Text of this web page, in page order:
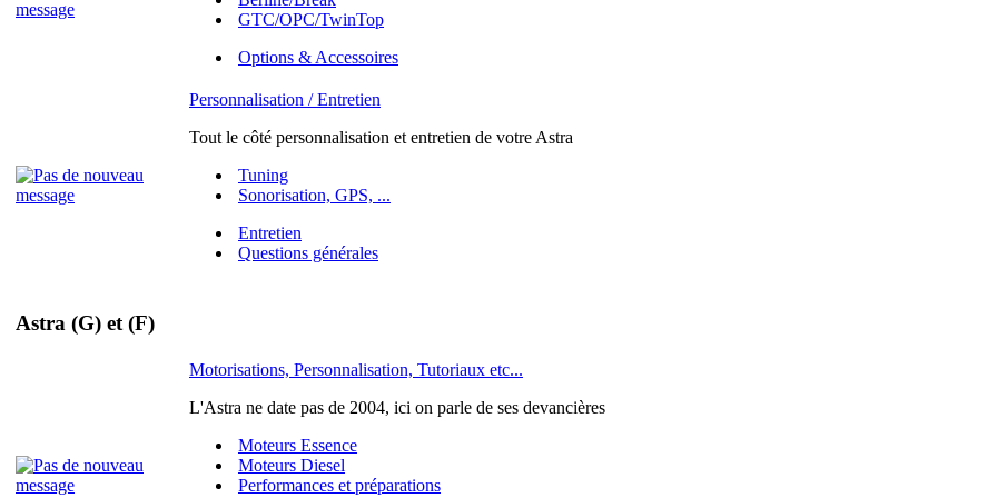
GTC/OPC/TwinTop
Options & Accessoires
Personnalisation / Entretien
Tout le côté personnalisation et entretien de votre Astra
Tuning
Sonorisation, GPS, ...
Entretien
Questions générales
Astra (G) et (F)
Motorisations, Personnalisation, Tutoriaux etc...
L'Astra ne date pas de 2004, ici on parle de ses devancières
Moteurs Essence
Moteurs Diesel
Performances et préparations